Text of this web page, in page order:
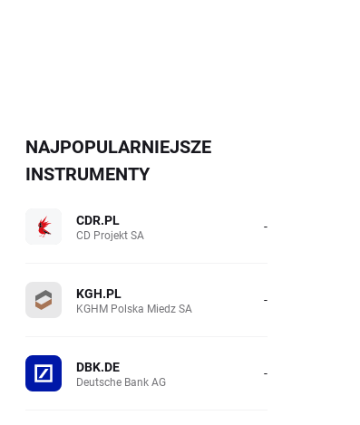
NAJPOPULARNIEJSZE
INSTRUMENTY
CDR.PL
CD Projekt SA -
KGH.PL
KGHM Polska Miedz SA -
DBK.DE
Deutsche Bank AG -